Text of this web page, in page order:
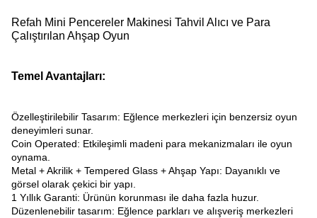
Refah Mini Pencereler Makinesi Tahvil Alıcı ve Para
Çalıştırılan Ahşap Oyun
Temel Avantajları:
Özelleştirilebilir Tasarım: Eğlence merkezleri için benzersiz oyun
deneyimleri sunar.
Coin Operated: Etkileşimli madeni para mekanizmaları ile oyun
oynama.
Metal + Akrilik + Tempered Glass + Ahşap Yapı: Dayanıklı ve
görsel olarak çekici bir yapı.
1 Yıllık Garanti: Ürünün korunması ile daha fazla huzur.
Düzenlenebilir tasarım: Eğlence parkları ve alışveriş merkezleri